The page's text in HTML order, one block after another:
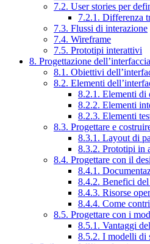
7.2. User stories per
7.2.1. Differenza
7.3. Flussi di interazione
7.4. Wireframe
7.5. Prototipi interattivi
8. Progettazione dell’interfaccia
8.1. Obiettivi
8.2. Elementi
8.2.1. Elementi di
8.2.2. Elementi
8.2.3. Elementi
8.3. Progettare e
8.3.1. Layout di
8.3.2. Prototipi in
8.4. Progettare con il
8.4.1.
8.4.2. Benefici del
8.4.3. Risorse
8.4.4. Come
8.5. Progettare con i
8.5.1. Vantaggi
8.5.2. I modelli di